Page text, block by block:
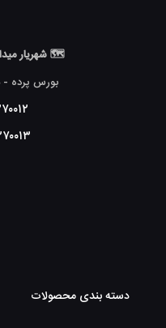
🗺 شهریار
بورس پرده -
دسته بندی محصولات